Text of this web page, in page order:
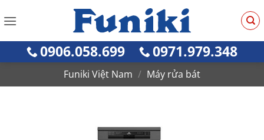
qua
0906.058.699 0971.979.348
Funiki Việt Nam / Máy rửa bát